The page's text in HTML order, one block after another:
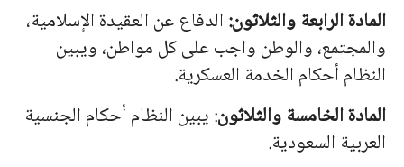
المادة الرابعة والثلاثون:الدفاع عن العقيدة الإسلامية،
والمجتمع، والوطن واجب على كل مواطن، ويبين
النظام أحكام الخدمة العسكرية.
المادة الخامسة والثلاثون: يبين النظام أحكام الجنسية
العربية السعودية.